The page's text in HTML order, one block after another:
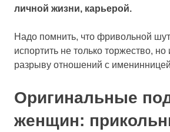
личной жизни, карьерой.
Надо помнить, что фривольной
испортить не только торжество, но
разрыву отношений с
Оригинальные
женщин: